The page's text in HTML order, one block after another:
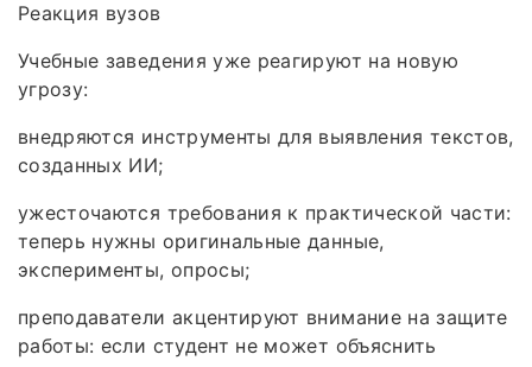
Реакция вузов
Учебные заведения уже реагируют на новую
угрозу:
внедряются инструменты для выявления текстов,
созданных ИИ;
ужесточаются требования к практической части:
теперь нужны оригинальные данные,
эксперименты, опросы;
преподаватели акцентируют внимание на защите
работы: если студент не может объяснить